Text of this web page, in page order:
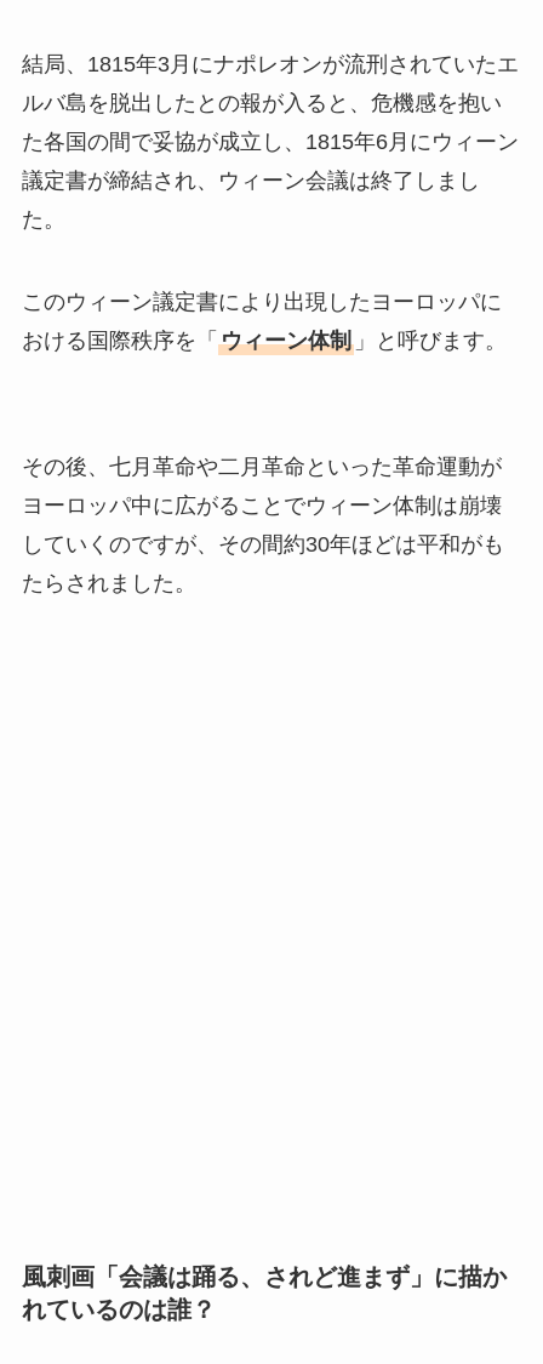
結局、1815年3月にナポレオンが流刑されていたエ
ルバ島を脱出したとの報が入ると、危機感を抱い
た各国の間で妥協が成立し、1815年6月にウィーン
議定書が締結され、ウィーン会議は終了しまし
た。
このウィーン議定書により出現したヨーロッパに
おける国際秩序を「 ウィーン体制」と呼びます。
その後、七月革命や二月革命といった革命運動が
ヨーロッパ中に広がることでウィーン体制は崩壊
していくのですが、その間約30年ほどは平和がも
たらされました。
風刺画「会議は踊る、されど進まず」に描か
れているのは誰？